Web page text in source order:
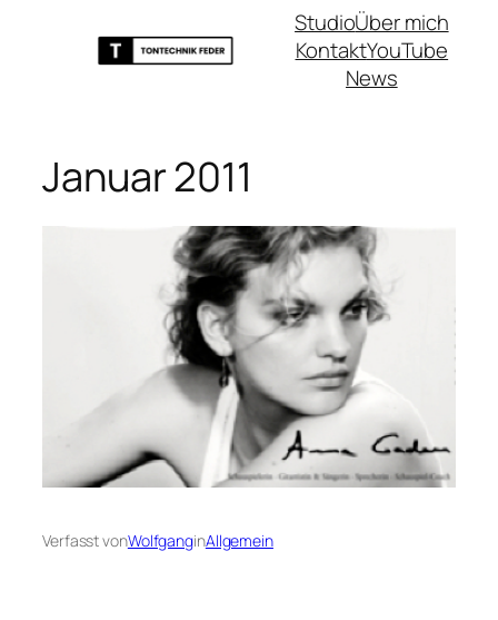
StudioÜber mich
KontaktYouTube
News
Januar 2011
Verfasst vonWolfganginAllgemein